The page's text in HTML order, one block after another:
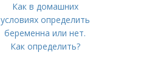
Как в домашних
условиях определить
беременна или нет.
Как определить?